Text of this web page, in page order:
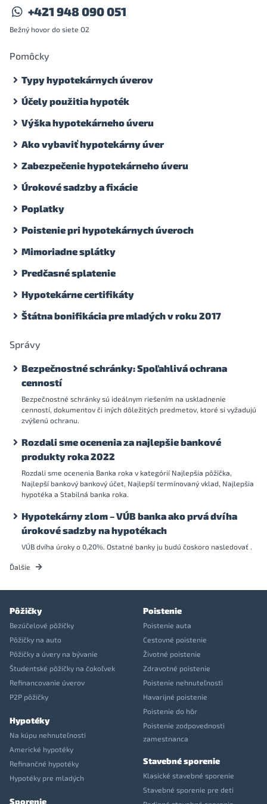
+421 948 090 051
Bežný hovor do siete O2
Pomôcky
Typy hypotekárnych úverov
Účely použitia hypoték
Výška hypotekárneho úveru
Ako vybaviť hypotekárny úver
Zabezpečenie hypotekárneho úveru
Úrokové sadzby a fixácie
Poplatky
Poistenie pri hypotekárnych úveroch
Mimoriadne splátky
Predčasné splatenie
Hypotekárne certifikáty
Štátna bonifikácia pre mladých v roku 2017
Správy
Bezpečnostné schránky: Spoľahlivá ochrana
cenností
Bezpečnostné schránky sú ideálnym riešením na uskladnenie
cenností, dokumentov či iných dôležitých predmetov, ktoré si vyžadujú
zvýšenú ochranu.
Rozdali sme ocenenia za najlepšie bankové
produkty roka 2022
Rozdali sme ocenenia Banka roka v kategórií Najlepšia pôžička,
Najlepší bankový bankový účet, Najlepší termínovaný vklad, Najlepšia
hypotéka a Stabilná banka roka.
Hypotekárny zlom – VÚB banka ako prvá dvíha
úrokové sadzby na hypotékach
VÚB dvíha úroky o 0,20%. Ostatné banky ju budú čoskoro nasledovať .
Ďalšie
Pôžičky
Bezúčelové pôžičky
Pôžičky na auto
Pôžičky a úvery na bývanie
Študentské pôžičky na čokoľvek
Refinancovanie úverov
P2P pôžičky
Hypotéky
Na kúpu nehnuteľnosti
Americké hypotéky
Refinančné hypotéky
Hypotéky pre mladých
Sporenie
Poistenie
Poistenie auta
Cestovné poistenie
Životné poistenie
Zdravotné poistenie
Poistenie nehnuteľnosti
Havarijné poistenie
Poistenie do hôr
Poistenie zodpovednosti
zamestnanca
Stavebné sporenie
Klasické stavebné sporenie
Stavebné sporenie pre deti